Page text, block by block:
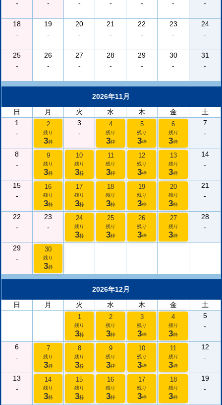
- - - - - - -
18
-
19
-
20
-
21
-
22
-
23
-
24
-
25
-
26
-
27
-
28
-
29
-
30
-
31
-
2026年11月
日
月 火 水 木 金
土
1
-
2
残り
3枠
3
-
4
残り
3枠
5
残り
3枠
6
残り
3枠
7
-
8
-
9
残り
3枠
10
残り
3枠
11
残り
3枠
12
残り
3枠
13
残り
3枠
14
-
15
-
16
残り
3枠
17
残り
3枠
18
残り
3枠
19
残り
3枠
20
残り
3枠
21
-
22
-
23
-
24
残り
3枠
25
残り
3枠
26
残り
3枠
27
残り
3枠
28
-
29
-
30
残り
3枠
2026年12月
日
月 火 水 木 金 土
1
残り
3枠
2
残り
3枠
3
残り
3枠
4
残り
3枠
5
-
6
-
7
残り
3枠
8
残り
3枠
9
残り
3枠
10
残り
3枠
11
残り
3枠
12
-
13
-
14
残り
3枠
15
残り
3枠
16
残り
3枠
17
残り
3枠
18
残り
3枠
19
-